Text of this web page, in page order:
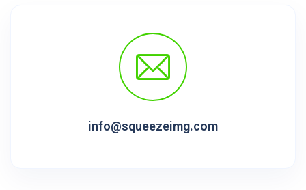
info@squeezeimg.com